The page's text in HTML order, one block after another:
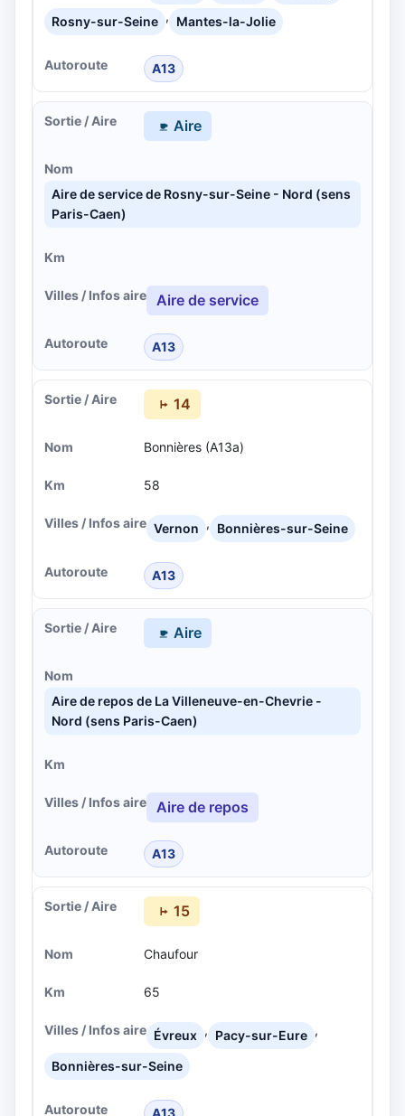
Rosny-sur-Seine , Mantes-la-Jolie
A13
Aire
Aire de service de Rosny-sur-Seine - Nord (sens
Paris-Caen)
Aire de service
A13
14
Bonnières (A13a)
58
Vernon , Bonnières-sur-Seine
A13
Aire
Aire de repos de La Villeneuve-en-Chevrie -
Nord (sens Paris-Caen)
Aire de repos
A13
15
Chaufour
65
Évreux , Pacy-sur-Eure ,
Bonnières-sur-Seine
A13